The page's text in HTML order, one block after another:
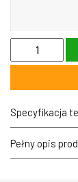
ilość
Lampa
liniowa
szyny
magnetycznej
XS biała
20W
LED
Specyfikacja
Pełny opis